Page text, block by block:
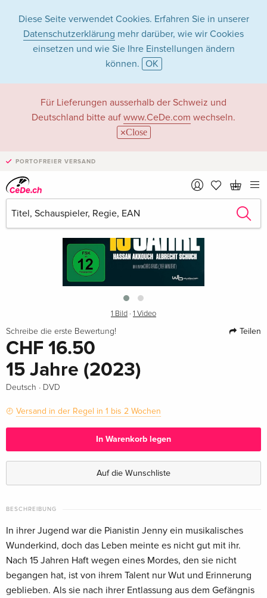
Diese Seite verwendet Cookies. Erfahren Sie in unserer
Datenschutzerklärung mehr darüber, wie wir Cookies
einsetzen und wie Sie Ihre Einstellungen ändern
können. OK
Für Lieferungen ausserhalb der Schweiz und
Deutschland bitte auf www.CeDe.com wechseln.
Close
PORTOFREIER VERSAND
›
1 Bild · 1 Video
Schreibe die erste Bewertung! Teilen
CHF 16.50
15 Jahre (2023)
Deutsch · DVD
Versand in der Regel in 1 bis 2 Wochen
In Warenkorb legen
Auf die Wunschliste
BESCHREIBUNG
In ihrer Jugend war die Pianistin Jenny ein musikalisches
Wunderkind, doch das Leben meinte es nicht gut mit ihr.
Nach 15 Jahren Haft wegen eines Mordes, den sie nicht
begangen hat, ist von ihrem Talent nur Wut und Erinnerung
geblieben. Als sie nach ihrer Entlassung aus dem Gefängnis